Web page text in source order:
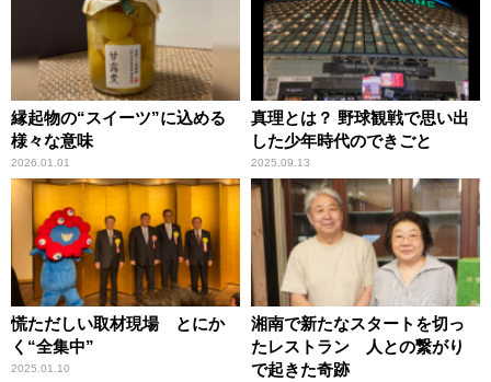
縁起物の“スイーツ”に込める
様々な意味
2026.01.01
真理とは？ 野球観戦で思い出
した少年時代のできごと
2025.09.13
慌ただしい取材現場 とにか
く“全集中”
2025.01.10
湘南で新たなスタートを切っ
たレストラン 人との繋がり
で起きた奇跡